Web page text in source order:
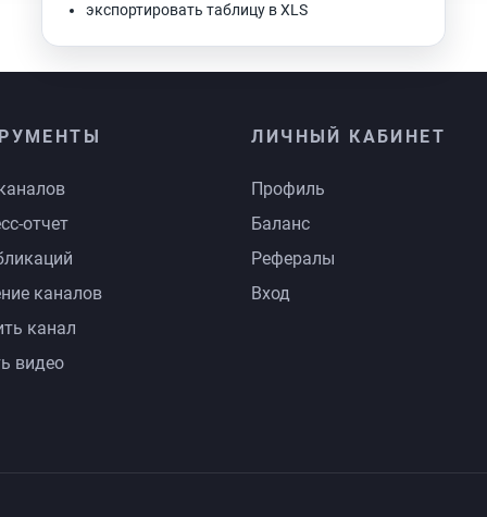
экспортировать таблицу в XLS
отчет
каналов
канал
видео
ЛИЧНЫЙ КАБИНЕТ
Профиль
Баланс
Рефералы
Вход